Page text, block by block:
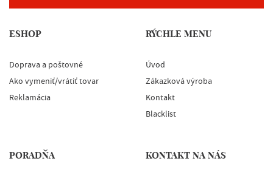
ESHOP
Doprava a poštovné
Ako vymeniť/vrátiť tovar
Reklamácia
RÝCHLE MENU
Úvod
Zákazková výroba
Kontakt
Blacklist
PORADŇA KONTAKT NA NÁS